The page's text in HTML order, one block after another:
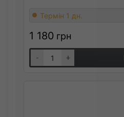
Термін 1 дн.
1 180 грн
- +